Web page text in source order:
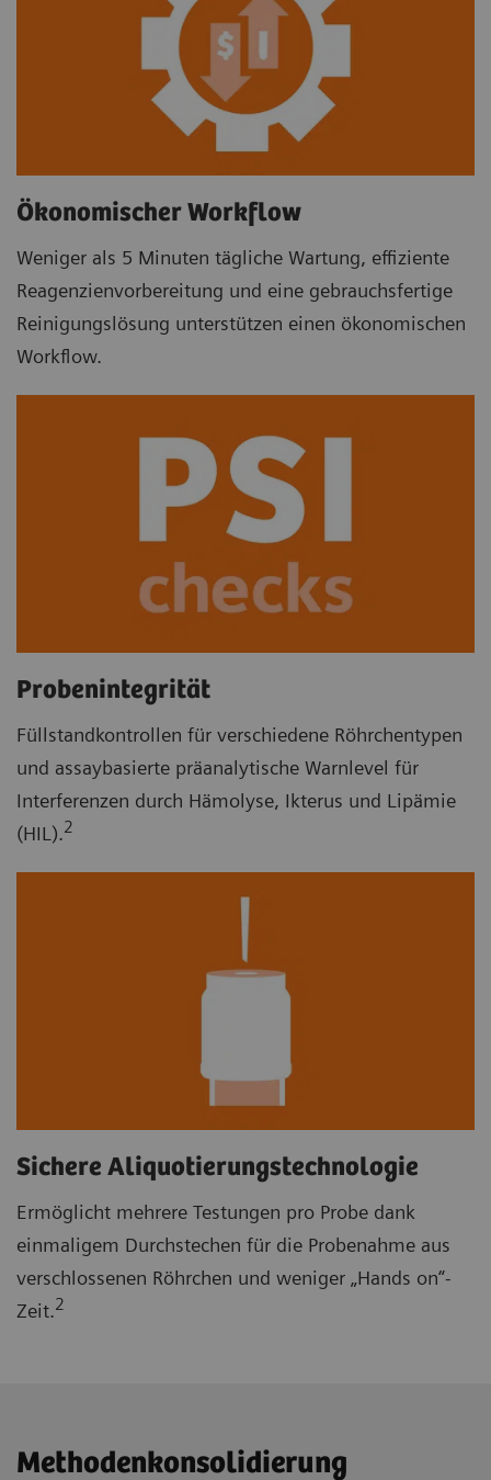
Ökonomischer Workflow
Weniger als 5 Minuten tägliche Wartung, effiziente
Reagenzienvorbereitung und eine gebrauchsfertige
Reinigungslösung unterstützen einen ökonomischen
Workflow.
Probenintegrität
Füllstandkontrollen für verschiedene Röhrchentypen
und assaybasierte präanalytische Warnlevel für
Interferenzen durch Hämolyse, Ikterus und Lipämie
(HIL).2
Sichere Aliquotierungstechnologie
Ermöglicht mehrere Testungen pro Probe dank
einmaligem Durchstechen für die Probenahme aus
verschlossenen Röhrchen und weniger „Hands on“-
Zeit.2
Methodenkonsolidierung